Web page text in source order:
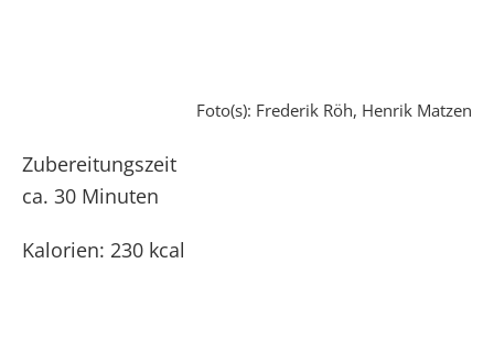
Foto(s): Frederik Röh, Henrik Matzen
Zubereitungszeit
ca. 30 Minuten
Kalorien: 230 kcal